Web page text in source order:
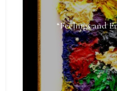
“Feelings and